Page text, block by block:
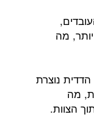
מה
נוצרת
מה
הצוות.